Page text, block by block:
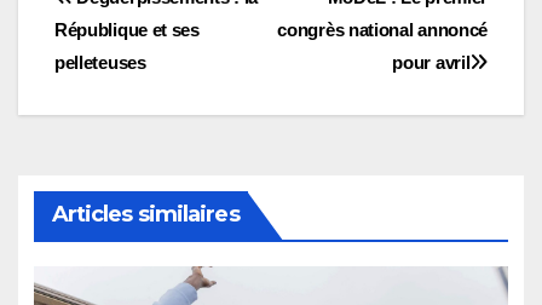
de
l’article
congrès national annoncé
pour avril
République et ses
pelleteuses
Articles similaires